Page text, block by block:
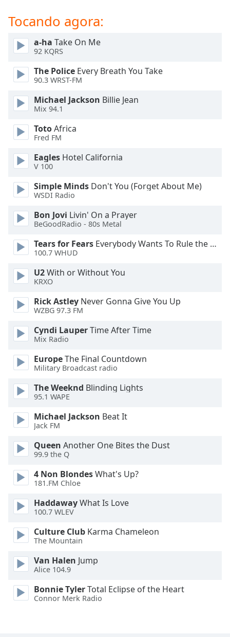
window.
Escape
cancel
close
window.
Color
Opacity
Color
Opacity
Caption
Area
Background
Color
Opacity
Font
Edge
Style
Family
Reset
Done
Close
Modal
Dialog
dialog
window.
Tocando agora:
a-ha Take On Me
92 KQRS
The Police Every Breath You Take
90.3 WRST-FM
Michael Jackson Billie Jean
Mix 94.1
TotoAfrica
Fred FM
Eagles Hotel California
V 100
Simple Minds Don't You (Forget About Me)
WSDI Radio
Bon Jovi Livin' On a Prayer
BeGoodRadio - 80s Metal
Tears for Fears Everybody Wants To Rule the World
100.7 WHUD
U2With or Without You
KRXO
Rick Astley Never Gonna Give You Up
WZBG 97.3 FM
Cyndi LauperTime After Time
Mix Radio
EuropeThe Final Countdown
Military Broadcast radio
The Weeknd Blinding Lights
95.1 WAPE
Michael Jackson Beat It
Jack FM
Queen Another One Bites the Dust
99.9 the Q
4 Non BlondesWhat's Up?
181.FM Chloe
HaddawayWhat Is Love
100.7 WLEV
Culture Club Karma Chameleon
The Mountain
Van Halen Jump
Alice 104.9
Bonnie TylerTotal Eclipse of the Heart
Connor Merk Radio